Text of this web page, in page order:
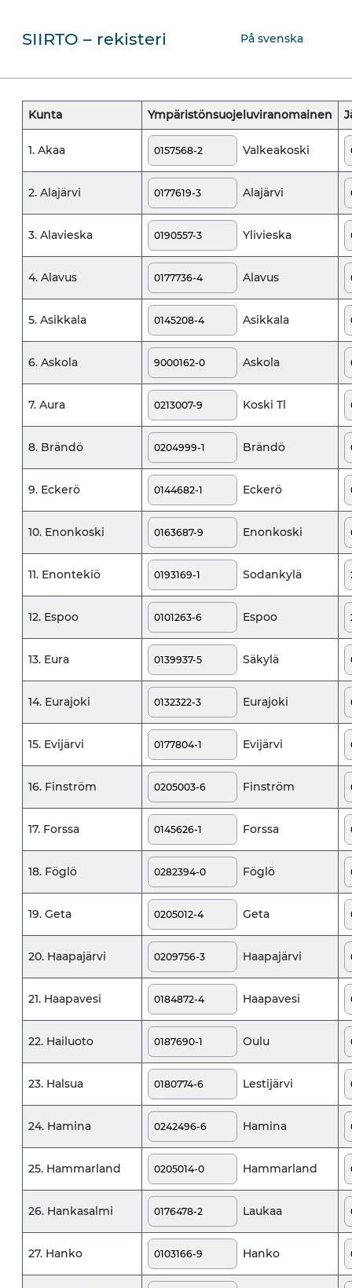
SIIRTO – rekisteri På svenska
Kunta Ympäristönsuojeluviranomainen
1. Akaa Valkeakoski
2. Alajärvi Alajärvi
3. Alavieska Ylivieska
4. Alavus Alavus
5. Asikkala Asikkala
6. Askola Askola
7. Aura Koski Tl
8. Brändö Brändö
9. Eckerö Eckerö
10. Enonkoski Enonkoski
11. Enontekiö Sodankylä
12. Espoo Espoo
13. Eura Säkylä
14. Eurajoki Eurajoki
15. Evijärvi Evijärvi
16. Finström Finström
17. Forssa Forssa
18. Föglö Föglö
19. Geta Geta
20. Haapajärvi Haapajärvi
21. Haapavesi Haapavesi
22. Hailuoto Oulu
23. Halsua Lestijärvi
24. Hamina Hamina
25. Hammarland Hammarland
26. Hankasalmi Laukaa
27. Hanko Hanko